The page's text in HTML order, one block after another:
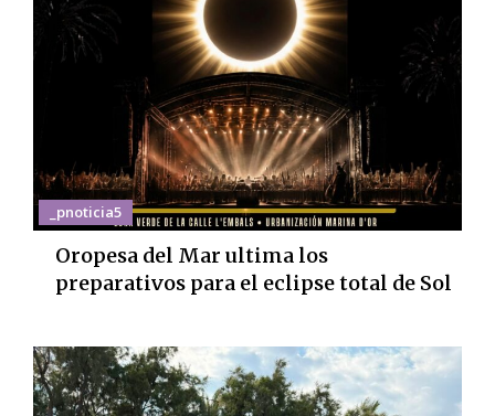
_pnoticia5
Oropesa del Mar ultima los
preparativos para el eclipse total de Sol